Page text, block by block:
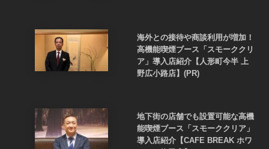
海外との接待や商談利用が増加！
高機能喫煙ブース「スモーククリ
ア」導入店紹介【人形町今半 上
野広小路店】(PR)
地下街の店舗でも設置可能な高機
能喫煙ブース「スモーククリア」
導入店紹介【CAFE BREAK ホワ